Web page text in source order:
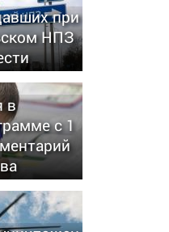
при
НПЗ
в
с 1